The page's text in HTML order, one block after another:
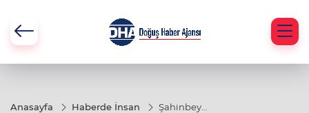
Anasayfa Haberde İnsan
Şahinbey